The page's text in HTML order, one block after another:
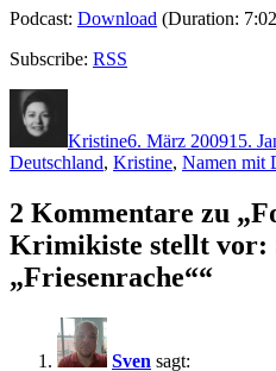
Podcast: Download (Duration:
Subscribe: RSS
Kristine6. März 200915.
Deutschland, Kristine, Namen mit
2 Kommentare zu
Krimikiste stellt vor:
„Friesenrache““
Sven sagt: